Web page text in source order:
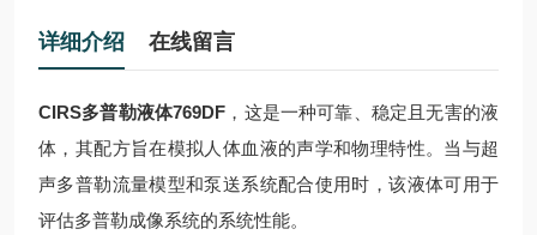
详细介绍 在线留言
CIRS多普勒液体769DF ，这是一种可靠、稳定且无害的液
体，其配方旨在模拟人体血液的声学和物理特性。当与超
声多普勒流量模型和泵送系统配合使用时，该液体可用于
评估多普勒成像系统的系统性能。